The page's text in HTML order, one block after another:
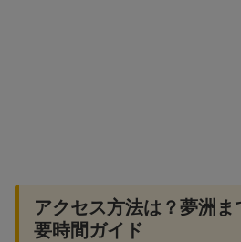
アクセス方法は？夢洲
要時間ガイド